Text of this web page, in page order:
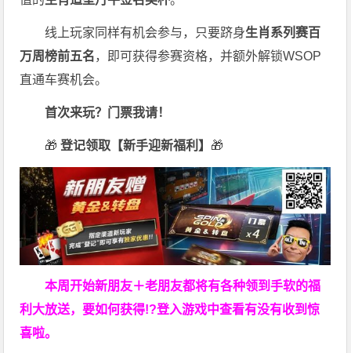
线上玩家同样有机会参与，只要跻身生肖系列赛百
万周榜前五名，即可获得参赛资格，并额外解锁WSOP
直通车赛机会。
首次来玩？门票我请！
🎁 登记领取【新手迎新福利】 🎁
本周开始新朋友＋老朋友都将有各种领到手软的福
利大放送，要如何获得!?登入游戏中查看有没有收到惊
喜啦。